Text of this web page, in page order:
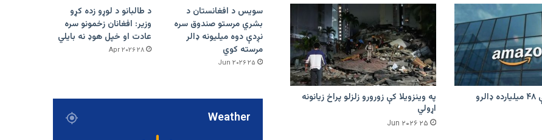
امازون په هند کې ۴۸ میلیارده ډالرو
په وینزویلا کې زورورو زلزلو پراخ زیانونه
اړولي
۲۵ Jun ۲۰۲۶
سویس د افغانستان د
بشري مرستو صندوق سره
نږدې دوه میلیونه ډالر
مرسته کوي
۲۵ Jun ۲۰۲۶
د طالبانو د لوړو زده کړو
وزیر: افغانان زخمونو سره
عادت او خپل هوډ نه بایلي
۲۸ Apr ۲۰۲۶
Weather